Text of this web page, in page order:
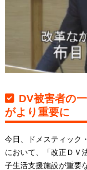
DV被害者の
がより重要に
今日、ドメスティック
において、「改正ＤＶ
子生活支援施設が重要